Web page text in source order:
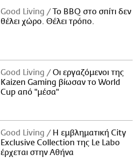
Good Living
Το BBQ στο σπίτι δεν
θέλει χώρο. Θέλει τρόπο.
Good Living
Οι εργαζόμενοι της
Kaizen Gaming βίωσαν το World
Cup από "μέσα"
Good Living
Η εμβληματική City
Exclusive Collection της Le Labo
έρχεται στην Αθήνα